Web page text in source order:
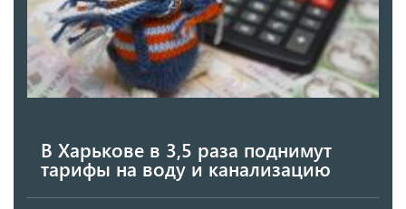
В Харькове в 3,5 раза поднимут
тарифы на воду и канализацию